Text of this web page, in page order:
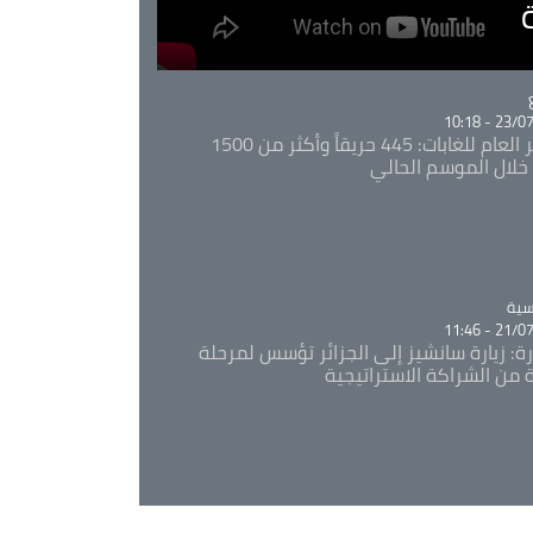
23/07/
المدير العام للغابات: 445 حريقاً وأكثر من 1500
الموسم الحالي
21/07/
زيارة سانشيز إلى الجزائر تؤسس لمرحلة
من الشراكة الاستراتيجية